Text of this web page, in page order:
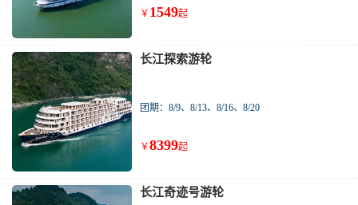
￥ 1549起
长江探索游轮
团期：8/9、8/13、8/16、8/20
￥8399起
长江奇迹号游轮